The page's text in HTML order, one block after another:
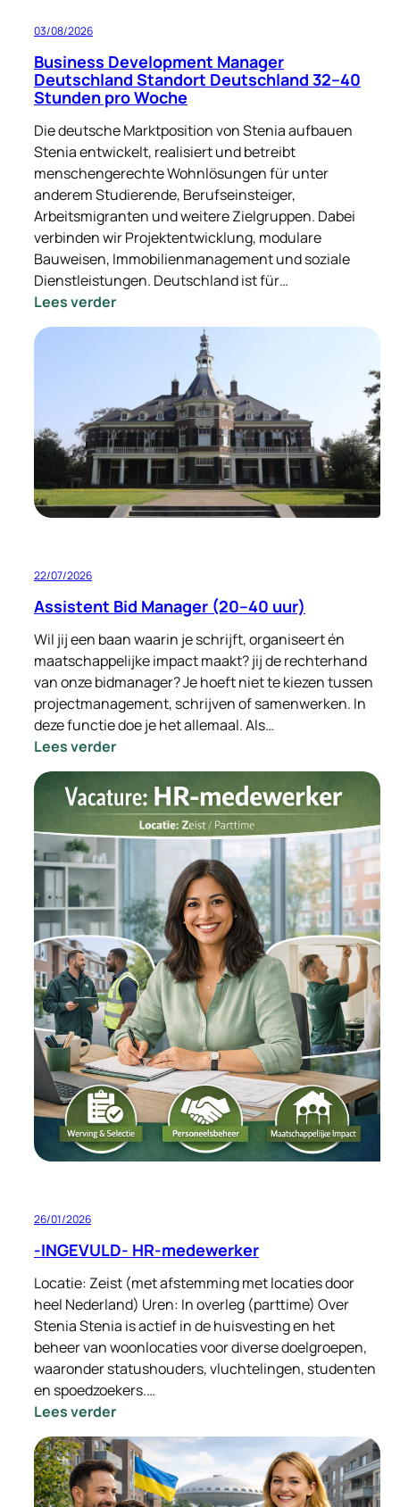
03/08/2026
Business Development Manager
Deutschland Standort Deutschland 32–40
Stunden pro Woche
Die deutsche Marktposition von Stenia aufbauen
Stenia entwickelt, realisiert und betreibt
menschengerechte Wohnlösungen für unter
anderem Studierende, Berufseinsteiger,
Arbeitsmigranten und weitere Zielgruppen. Dabei
verbinden wir Projektentwicklung, modulare
Bauweisen, Immobilienmanagement und soziale
Dienstleistungen. Deutschland ist für…
Lees verder:
Business
Development
Deutschland
Standort
Deutschland
32–
40
Stunden
pro
22/07/2026
Assistent Bid Manager (20–40 uur)
Wil jij een baan waarin je schrijft, organiseert én
maatschappelijke impact maakt? jij de rechterhand
van onze bidmanager? Je hoeft niet te kiezen tussen
projectmanagement, schrijven of samenwerken. In
deze functie doe je het allemaal. Als…
Lees verder:
Assistent
Bid
Manager
(20–
26/01/2026
-INGEVULD- HR-medewerker
Locatie: Zeist (met afstemming met locaties door
heel Nederland) Uren: In overleg (parttime) Over
Stenia Stenia is actief in de huisvesting en het
beheer van woonlocaties voor diverse doelgroepen,
waaronder statushouders, vluchtelingen, studenten
en spoedzoekers.…
Lees verder:
-
INGEVULD-
HR-
medewerker